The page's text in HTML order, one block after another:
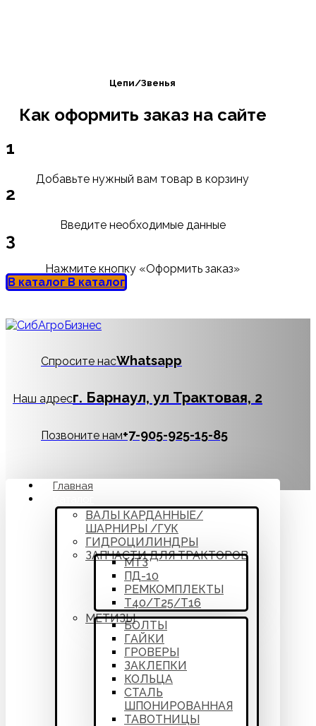
Цепи/Звенья
Как оформить заказ на сайте
1
Добавьте нужный вам товар в корзину
2
Введите необходимые данные
3
Нажмите кнопку «Оформить заказ»
В каталог В каталог
Спросите насWhatsapp
Наш адресг. Барнаул, ул Трактовая, 2
Позвоните нам‪+7-905-925-15-85
Главная
ВАЛЫ КАРДАННЫЕ/
ШАРНИРЫ /ГУК
ГИДРОЦИЛИНДРЫ
ЗАПЧАСТИ ДЛЯ ТРАКТОРОВ
МТЗ
ПД-10
РЕМКОМПЛЕКТЫ
Т40/Т25/Т16
МЕТИЗЫ
БОЛТЫ
ГАЙКИ
ГРОВЕРЫ
ЗАКЛЕПКИ
КОЛЬЦА
СТАЛЬ
ШПОНИРОВАННАЯ
ТАВОТНИЦЫ